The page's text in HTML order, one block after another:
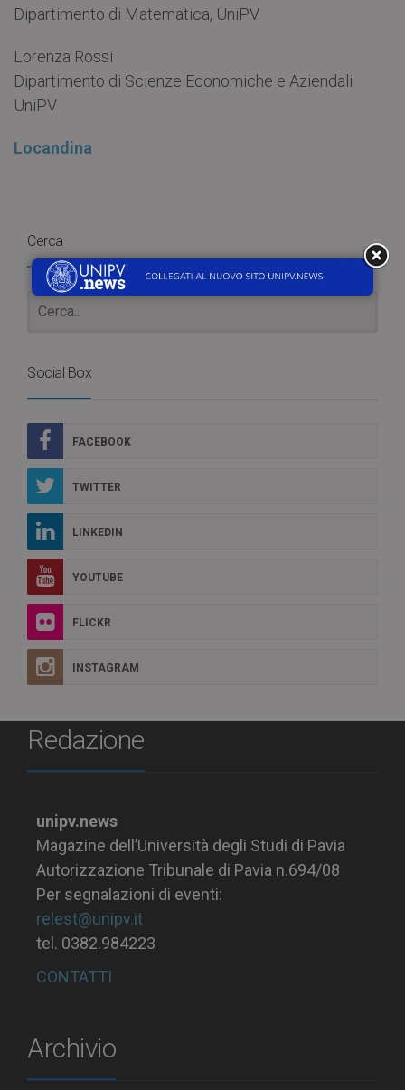
Dipartimento di Matematica, UniPV
Lorenza Rossi
Dipartimento di Scienze Economiche e Aziendali
UniPV
Locandina
Cerca
Social Box
FACEBOOK
TWITTER
LINKEDIN
YOUTUBE
FLICKR
INSTAGRAM
Redazione
unipv.news
Magazine dell’Università degli Studi di Pavia
Autorizzazione Tribunale di Pavia n.694/08
Per segnalazioni di eventi:
relest@unipv.it
tel. 0382.984223
CONTATTI
Archivio